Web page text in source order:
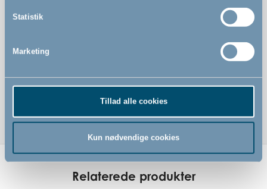
Statistik
Marketing
Tillad alle cookies
Kun nødvendige cookies
Relaterede produkter